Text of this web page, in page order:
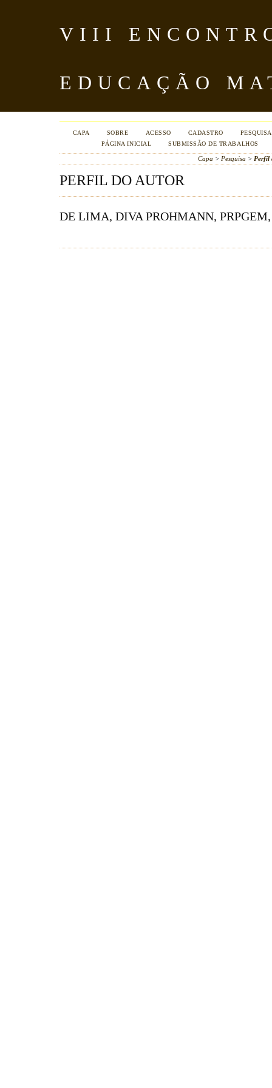
VIII
EDUCAÇÃO
CAPA SOBRE ACESSO CADASTRO
PESQUISA
PÁGINA INICIAL
SUBMISSÃO DE TRABALHOS
Capa > Pesquisa > Perfil
PERFIL DO AUTOR
DE LIMA, DIVA PROHMANN,